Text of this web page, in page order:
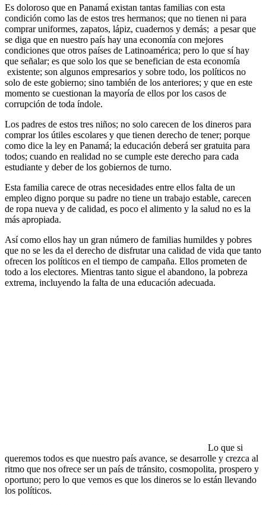
Es doloroso que en Panamá existan tantas familias con esta
condición como las de estos tres hermanos; que no tienen ni para
comprar uniformes, zapatos, lápiz, cuadernos y demás; a pesar que
se diga que en nuestro país hay una economía con mejores
condiciones que otros países de Latinoamérica; pero lo que sí hay
que señalar; es que solo los que se benefician de esta economía
existente; son algunos empresarios y sobre todo, los políticos no
solo de este gobierno; sino también de los anteriores; y que en este
momento se cuestionan la mayoría de ellos por los casos de
corrupción de toda índole.
Los padres de estos tres niños; no solo carecen de los dineros para
comprar los útiles escolares y que tienen derecho de tener; porque
como dice la ley en Panamá; la educación deberá ser gratuita para
todos; cuando en realidad no se cumple este derecho para cada
estudiante y deber de los gobiernos de turno.
Esta familia carece de otras necesidades entre ellos falta de un
empleo digno porque su padre no tiene un trabajo estable, carecen
de ropa nueva y de calidad, es poco el alimento y la salud no es la
más apropiada.
Así como ellos hay un gran número de familias humildes y pobres
que no se les da el derecho de disfrutar una calidad de vida que tanto
ofrecen los políticos en el tiempo de campaña. Ellos prometen de
todo a los electores. Mientras tanto sigue el abandono, la pobreza
extrema, incluyendo la falta de una educación adecuada.
Lo que si
queremos todos es que nuestro país avance, se desarrolle y crezca al
ritmo que nos ofrece ser un país de tránsito, cosmopolita, prospero y
oportuno; pero lo que vemos es que los dineros se lo están llevando
los políticos.